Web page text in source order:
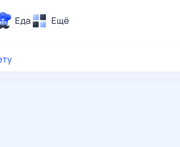
Еда Ещё